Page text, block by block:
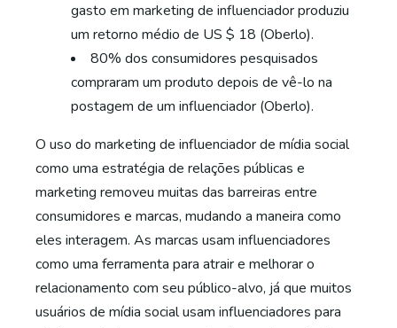
gasto em marketing de influenciador produziu
um retorno médio de US $ 18 (Oberlo).
80% dos consumidores pesquisados
compraram um produto depois de vê-lo na
postagem de um influenciador (Oberlo).
O uso do marketing de influenciador de mídia social
como uma estratégia de relações públicas e
marketing removeu muitas das barreiras entre
consumidores e marcas, mudando a maneira como
eles interagem. As marcas usam influenciadores
como uma ferramenta para atrair e melhorar o
relacionamento com seu público-alvo, já que muitos
usuários de mídia social usam influenciadores para